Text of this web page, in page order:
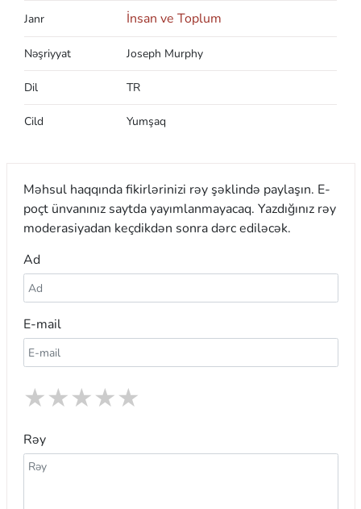
Janr İnsan ve Toplum
Nəşriyyat Joseph Murphy
Dil TR
Cild Yumşaq
Məhsul haqqında fikirlərinizi rəy şəklində paylaşın. E-
poçt ünvanınız saytda yayımlanmayacaq. Yazdığınız rəy
moderasiyadan keçdikdən sonra dərc ediləcək.
Ad
E-mail
★
★
★
★
★
Rəy